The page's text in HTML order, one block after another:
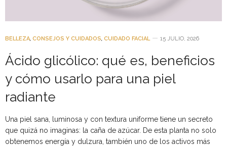
BELLEZA CONSEJOS Y CUIDADOS CUIDADO FACIAL 15 JULIO, 2026
Ácido glicólico: qué es, beneficios
y cómo usarlo para una piel
radiante
Una piel sana, luminosa y con textura uniforme tiene un secreto
que quizá no imaginas: la caña de azúcar. De esta planta no solo
obtenemos energía y dulzura, también uno de los activos más